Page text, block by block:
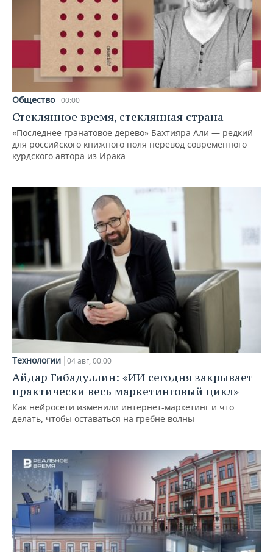
Общество 00:00
Стеклянное время, стеклянная страна
«Последнее гранатовое дерево» Бахтияра Али — редкий
для российского книжного поля перевод современного
курдского автора из Ирака
Технологии 04 авг, 00:00
Айдар Гибадуллин: «ИИ сегодня закрывает
практически весь маркетинговый цикл»
Как нейросети изменили интернет-маркетинг и что
делать, чтобы оставаться на гребне волны